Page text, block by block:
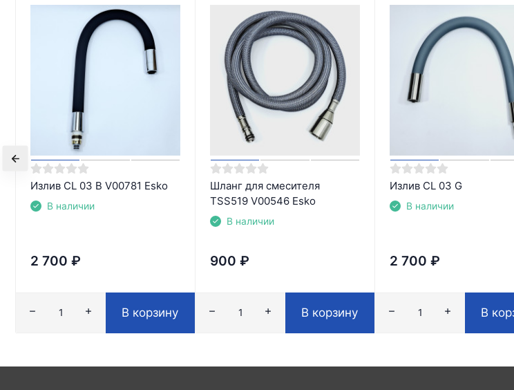
Излив CL 03 B V00781 Esko
В наличии
2 700 ₽
В корзину
Шланг для смесителя
TSS519 V00546 Esko
В наличии
900 ₽
В корзину
Излив CL 03 G
В наличии
2 700 ₽
В